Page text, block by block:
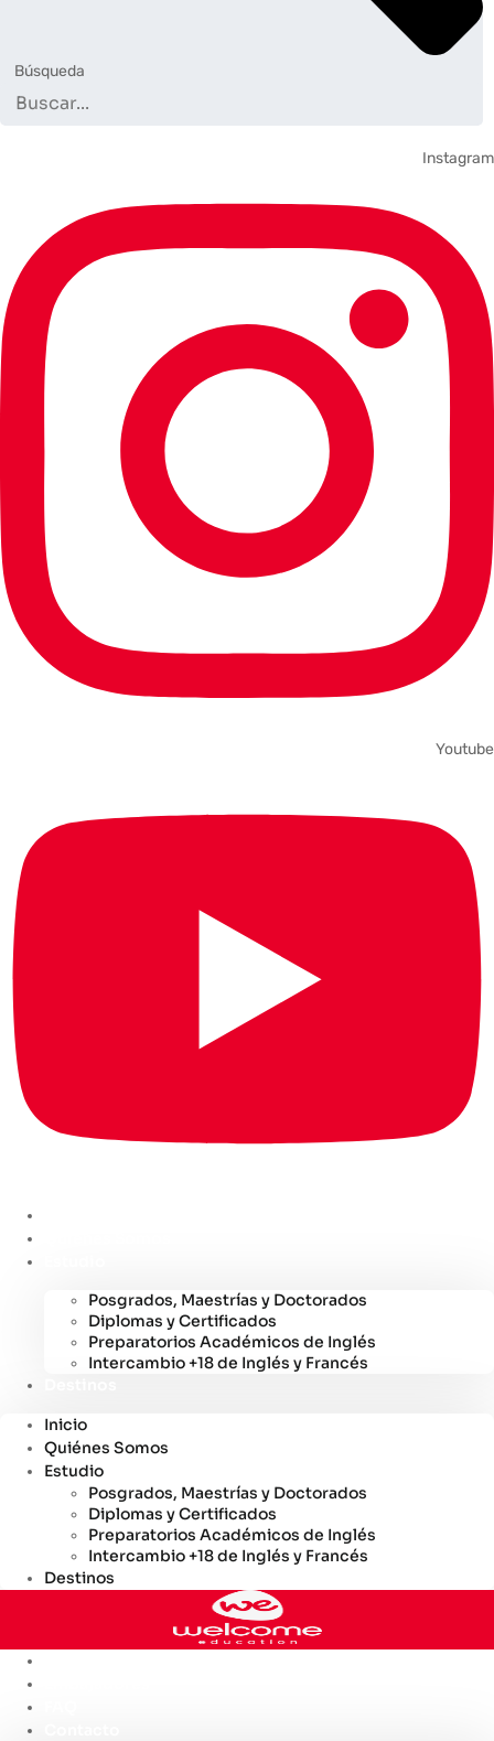
Búsqueda
Instagram
Youtube
Posgrados, Maestrías y Doctorados
Diplomas y Certificados
Preparatorios Académicos de Inglés
Intercambio +18 de Inglés y Francés
Inicio
Quiénes Somos
Estudio
Posgrados, Maestrías y Doctorados
Diplomas y Certificados
Preparatorios Académicos de Inglés
Intercambio +18 de Inglés y Francés
Destinos